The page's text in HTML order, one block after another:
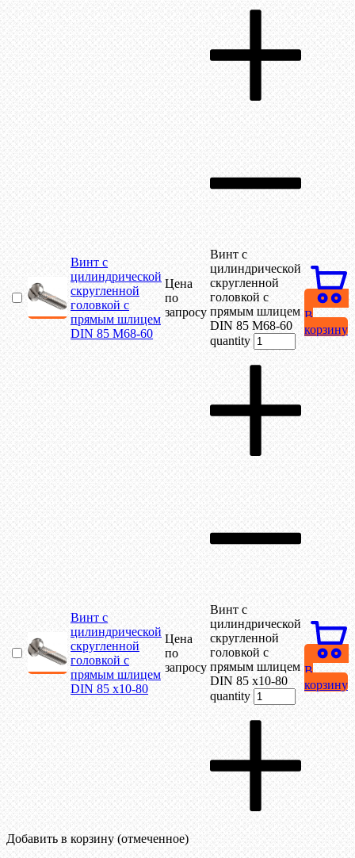
Винт с
цилиндрической
скругленной
головкой с
прямым шлицем
DIN 85 М68-60
Цена
по
запросу
Винт с
цилиндрической
скругленной
головкой с
прямым шлицем
DIN 85 М68-60
quantity
В
корзину
Винт с
цилиндрической
скругленной
головкой с
прямым шлицем
DIN 85 х10-80
Цена
по
запросу
Винт с
цилиндрической
скругленной
головкой с
прямым шлицем
DIN 85 х10-80
quantity
В
корзину
Добавить в корзину (отмеченное)